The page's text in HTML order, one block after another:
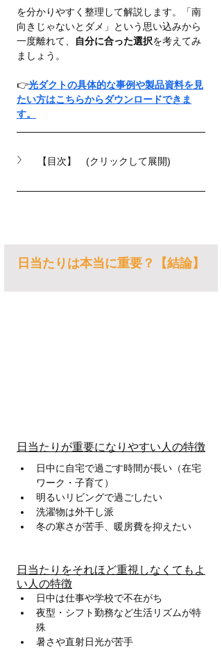
を分かりやすく整理して解説します。「南
向きじゃないとダメ」という思い込みから
一度離れて、
自分に合った選択を考えてみ
ましょう。
👉光ダクトの具体的な事例や製品資料を見
たい方はこちらからダウンロードできま
す。
【目次】　(クリックして展開)
日当たりは本当に重要？【結論】
日当たりが重要になりやすい人の特徴
日中に自宅で過ごす時間が長い（在宅
ワーク・子育て）
明るいリビングで過ごしたい
洗濯物は外干し派
冬の寒さが苦手、暖房費を抑えたい
日当たりをそれほど重視しなくてもよ
い人の特徴
日中は仕事や学校で不在がち
夜型・シフト勤務など生活リズムが特
殊
暑さや直射日光が苦手